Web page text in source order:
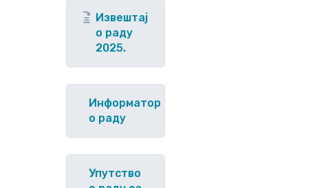
Извештај
о раду
2025.
Информатор
о раду
Упутство